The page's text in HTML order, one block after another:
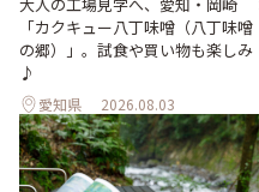
「カクキュー八丁味噌（八丁味噌
の郷）」。試食や買い物も楽しみ
♪
愛知県 2026.08.03